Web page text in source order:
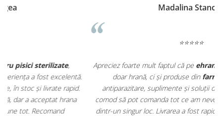
Apreciez foarte mult faptul că peehranaanimale.rogăsesc nu
doar hrană, ci și produse dinfarmacia veterinară:
antiparazitare, suplimente și soluții de îngrijire. Este foarte
comod să pot comanda tot ce am nevoie pentru animalul meu
dintr-un singur loc. Livrarea a fost rapidă, iar produsele au fost